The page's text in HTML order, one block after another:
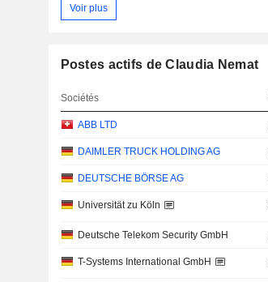
Voir plus
Postes actifs de Claudia Nemat
Sociétés
ABB LTD
DAIMLER TRUCK HOLDING AG
DEUTSCHE BÖRSE AG
Universität zu Köln
Deutsche Telekom Security GmbH
T-Systems International GmbH